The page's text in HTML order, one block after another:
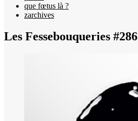
que fœtus là ?
zarchives
Les Fessebouqueries #286